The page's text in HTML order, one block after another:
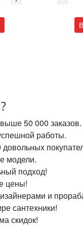
50 000 заказов.
работы.
модели.
подход!
цены!
и
сантехники!
скидок!